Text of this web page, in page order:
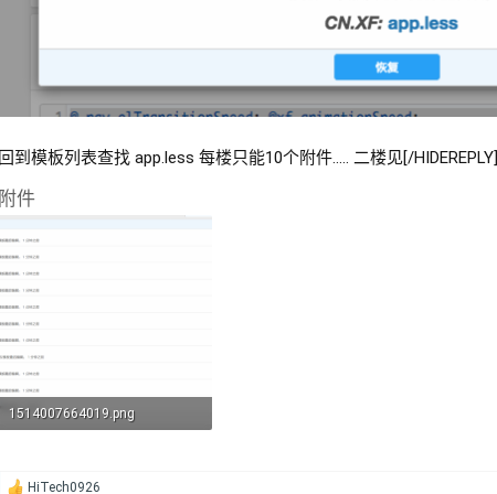
回到模板列表查找 app.less 每楼只能10个附件..... 二楼见[/HIDEREPLY]
附件
1514007664019.png
HiTech0926